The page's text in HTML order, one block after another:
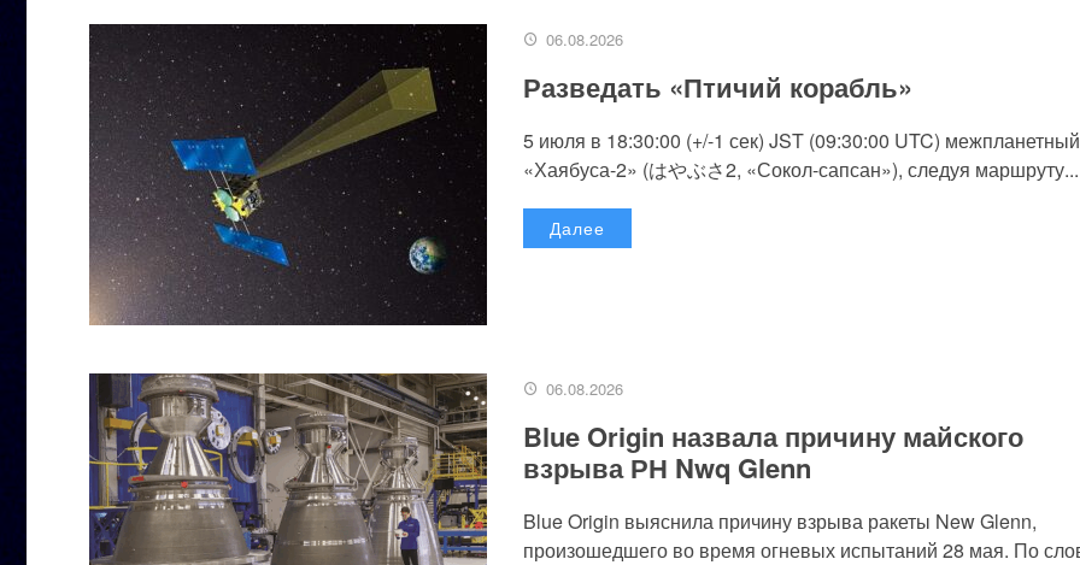
06.08.2026
Разведать «Птичий корабль»
5 июля в 18:30:00 (+/-1 сек) JST (09:30:00 UTC)
«Хаябуса-2» (はやぶさ2, «Сокол-сапсан»), следуя маршруту...
Далее
06.08.2026
Blue Origin назвала причину майского
взрыва РН Nwq Glenn
Blue Origin выяснила причину взрыва ракеты New Glenn,
произошедшего во время огневых испытаний 28 мая. По